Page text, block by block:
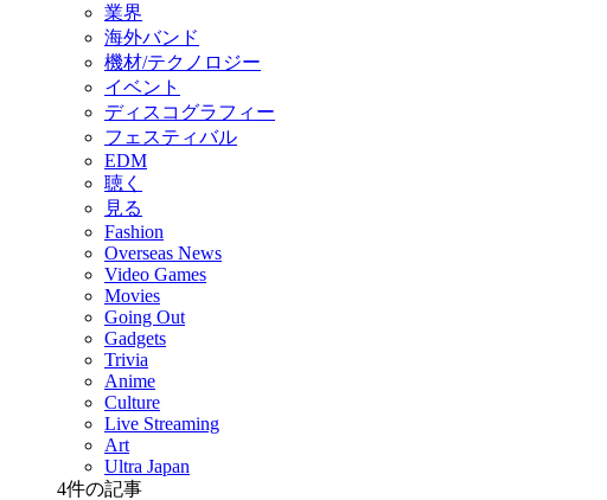
業界
海外バンド
機材/テクノロジー
イベント
ディスコグラフィー
フェスティバル
EDM
聴く
見る
Fashion
Overseas News
Video Games
Movies
Going Out
Gadgets
Trivia
Anime
Culture
Live Streaming
Art
Ultra Japan
4件の記事